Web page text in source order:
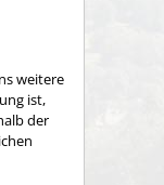
weitere
ist,
der